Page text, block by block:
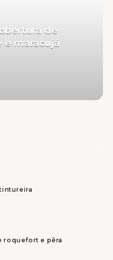
de
e maracujá
roquefort e pêra